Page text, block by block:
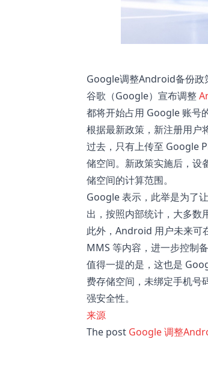
Google调整Android备份政
谷歌（Google）宣布调整
都将开始占用 Google 账号
根据最新政策，新注册用户
过去，只有上传至 Google
储空间。新政策实施后，设
储空间的计算范围。
Google 表示，此举是为了
出，按照内部统计，大多数
此外，Android 用户未来可
MMS 等内容，进一步控制备
值得一提的是，这也是
费存储空间，未绑定手机号
强安全性。
来源
The post Google 调整